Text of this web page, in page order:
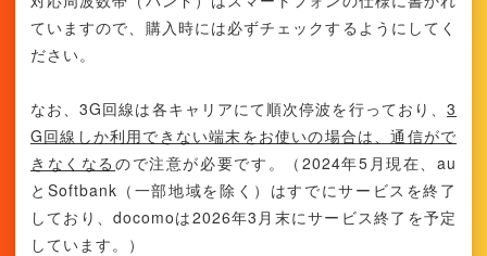
ていますので、購入時には必ずチェックするようにしてく
ださい。
なお、3G回線は各キャリアにて順次停波を行っており、 3
G回線しか利用できない端末をお使いの場合は、通信がで
きなくなるので注意が必要です。（2024年5月現在、au
とSoftbank（一部地域を除く）はすでにサービスを終了
しており、docomoは2026年3月末にサービス終了を予定
しています。）